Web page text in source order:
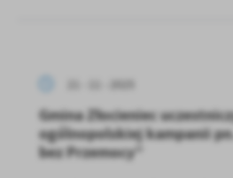
21 - 11 - 2025
Gmina Złocieniec
ogólnopolskiej kampanii
bez Przemocy”